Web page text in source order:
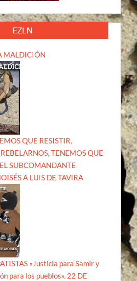
EZLN
MALDICIÓN
QUE RESISTIR,
TENEMOS QUE
SUBCOMANDANTE
A LUIS DE TAVIRA
«Justicia para Samir y
para los pueblos». 22 DE